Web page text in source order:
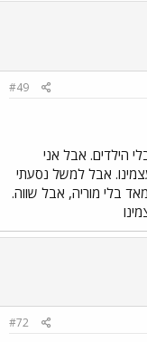
#49
הילדים. אבל אני
אבל למשל נסעתי
בלי מוריה, אבל שווה.
#72